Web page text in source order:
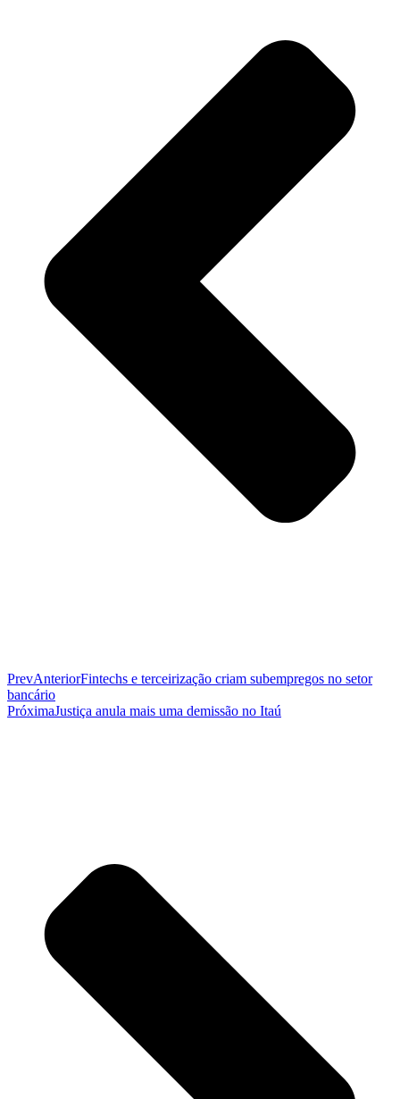
PrevAnteriorFintechs e terceirização criam subempregos no setor
bancário
PróximaJustiça anula mais uma demissão no Itaú